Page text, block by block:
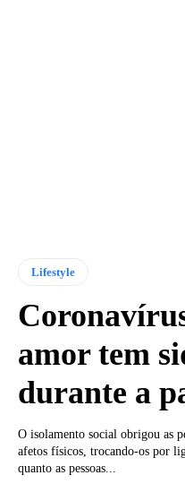
Lifestyle
amor tem
durante a
O isolamento social obrigou as
afetos físicos, trocando-os por
quanto as pessoas...